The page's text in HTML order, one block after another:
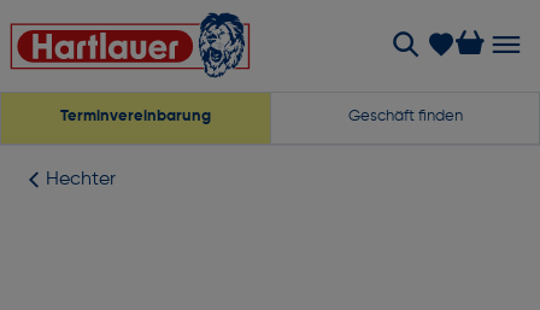
Terminvereinbarung Geschäft finden
Hechter